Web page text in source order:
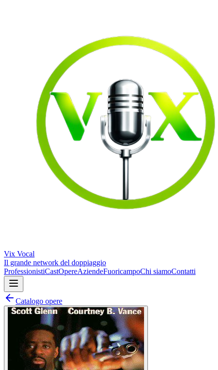
Vix Vocal
Il grande network del doppiaggio
ProfessionistiCastOpereAziendeFuoricampoChi siamoContatti
Catalogo opere